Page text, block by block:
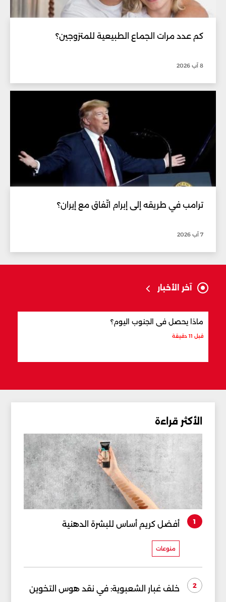
كم عدد مرات الجماع الطبيعية للمتزوجين؟
8 آب 2026
ترامب في طريقه إلى إبرام اتّفاق مع إيران؟
7 آب 2026
آخر الأخبار
ماذا يحصل في الجنوب اليوم؟
قبل 11 دقيقة
الأكثر قراءة
1 أفضل كريم أساس للبشرة الدهنية
منوعات
2 خلف غبار الشعبوية: في نقد هوس التخوين